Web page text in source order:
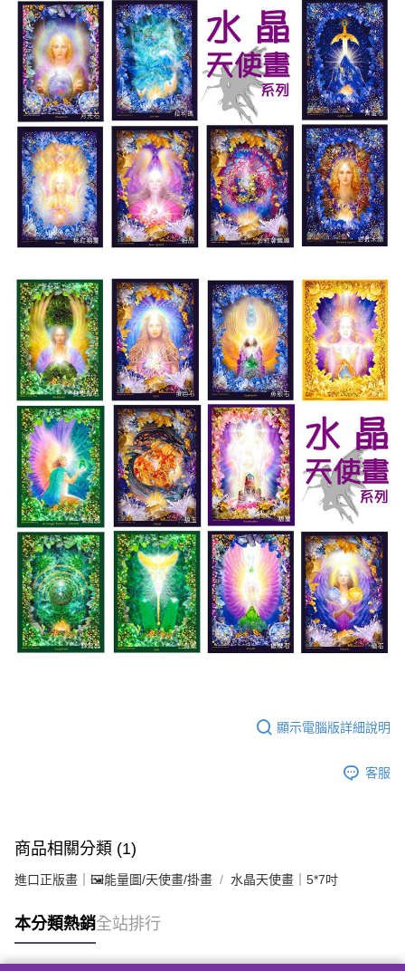
顯示電腦版詳細說明
客服
商品相關分類 (1)
進口正版畫｜🖼️能量圖/天使畫/掛畫 水晶天使畫｜5*7吋
本分類熱銷全站排行